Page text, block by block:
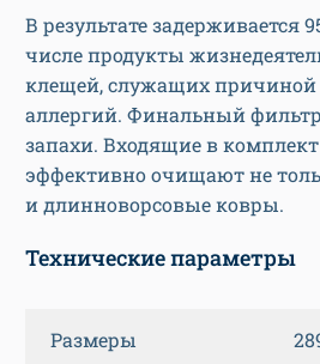
В результате задерживается
числе продукты
клещей, служащих причиной
аллергий. Финальный
запахи. Входящие в
эффективно очищают не
и длинноворсовые ковры.
Технические параметры
Размеры